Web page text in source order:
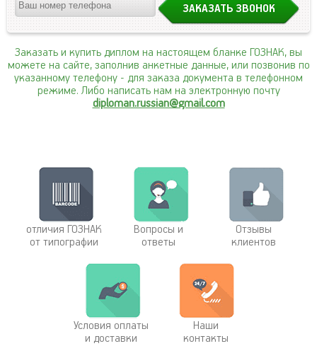
Заказать и купить диплом на настоящем бланке ГОЗНАК, вы
можете на сайте, заполнив анкетные данные, или позвонив по
указанному телефону - для заказа документа в телефонном
режиме. Либо написать нам на электронную почту
diploman.russian@gmail.com
отличия ГОЗНАК
от типографии
Вопросы и
ответы
Отзывы
клиентов
Условия оплаты
и доставки
Наши
контакты